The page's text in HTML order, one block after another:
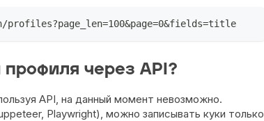
через API?
API, на данный момент невозможно.
Playwright), можно записывать куки только